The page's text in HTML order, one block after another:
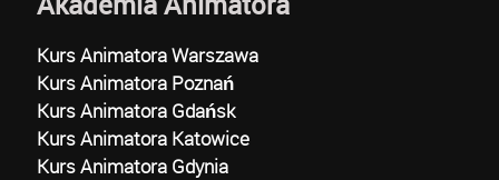
Kurs Animatora Warszawa
Kurs Animatora Poznań
Kurs Animatora Gdańsk
Kurs Animatora Katowice
Kurs Animatora Gdynia